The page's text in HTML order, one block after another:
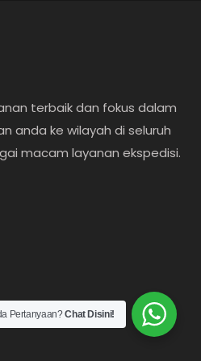
terbaik dan fokus dalam
anda ke wilayah di seluruh
macam layanan ekspedisi.
Pertanyaan?Chat Disini!